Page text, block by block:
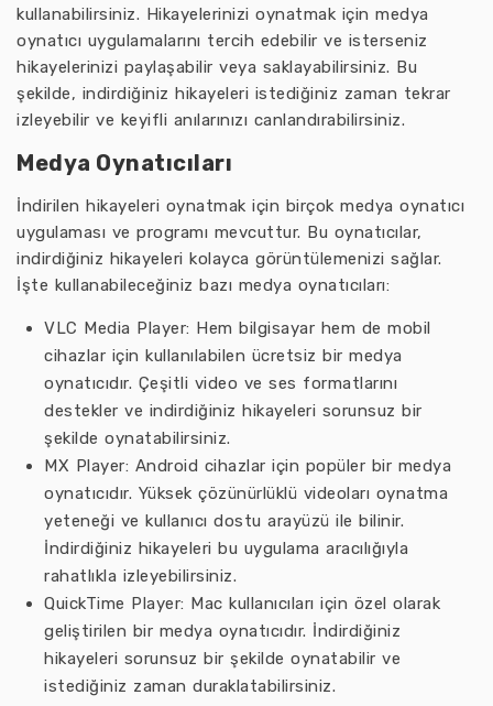
kullanabilirsiniz. Hikayelerinizi oynatmak için medya
oynatıcı uygulamalarını tercih edebilir ve isterseniz
hikayelerinizi paylaşabilir veya saklayabilirsiniz. Bu
şekilde, indirdiğiniz hikayeleri istediğiniz zaman tekrar
izleyebilir ve keyifli anılarınızı canlandırabilirsiniz.
Medya Oynatıcıları
İndirilen hikayeleri oynatmak için birçok medya oynatıcı
uygulaması ve programı mevcuttur. Bu oynatıcılar,
indirdiğiniz hikayeleri kolayca görüntülemenizi sağlar.
İşte kullanabileceğiniz bazı medya oynatıcıları:
VLC Media Player: Hem bilgisayar hem de mobil
cihazlar için kullanılabilen ücretsiz bir medya
oynatıcıdır. Çeşitli video ve ses formatlarını
destekler ve indirdiğiniz hikayeleri sorunsuz bir
şekilde oynatabilirsiniz.
MX Player: Android cihazlar için popüler bir medya
oynatıcıdır. Yüksek çözünürlüklü videoları oynatma
yeteneği ve kullanıcı dostu arayüzü ile bilinir.
İndirdiğiniz hikayeleri bu uygulama aracılığıyla
rahatlıkla izleyebilirsiniz.
QuickTime Player: Mac kullanıcıları için özel olarak
geliştirilen bir medya oynatıcıdır. İndirdiğiniz
hikayeleri sorunsuz bir şekilde oynatabilir ve
istediğiniz zaman duraklatabilirsiniz.